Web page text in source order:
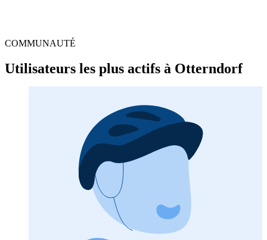
COMMUNAUTÉ
Utilisateurs les plus actifs à Otterndorf